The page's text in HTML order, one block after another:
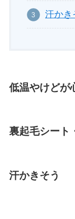
汗かき
低温やけどが
裏起毛シート
汗かきそう